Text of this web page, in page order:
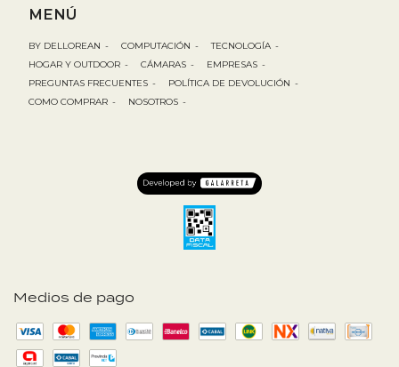
Medios de pago
MENÚ
BY DELLOREAN - COMPUTACIÓN - TECNOLOGÍA -
HOGAR Y OUTDOOR - CÁMARAS - EMPRESAS -
PREGUNTAS FRECUENTES - POLÍTICA DE DEVOLUCIÓN -
COMO COMPRAR - NOSOTROS -